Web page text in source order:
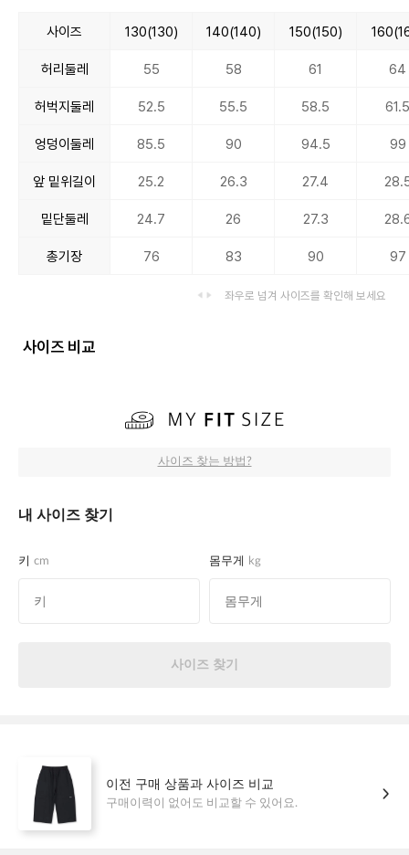
사이즈 130(130) 140(140) 150(150)
허리둘레 55 58 61 64
허벅지둘레 52.5 55.5 58.5
엉덩이둘레 85.5 90 94.5 99
앞 밑위길이 25.2 26.3 27.4
밑단둘레 24.7 26 27.3
총기장 76 83 90 97
좌우로 넘겨 사이즈를 확인해 보세요
사이즈 비교